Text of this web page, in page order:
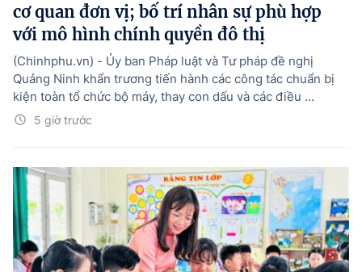
cơ quan đơn vị; bố trí nhân sự phù hợp
với mô hình chính quyền đô thị
5 giờ trước
(Chinhphu.vn) - Ủy ban Pháp luật và Tư pháp đề nghị
Quảng Ninh khẩn trương tiến hành các công tác chuẩn bị
kiện toàn tổ chức bộ máy, thay con dấu và các điều ...